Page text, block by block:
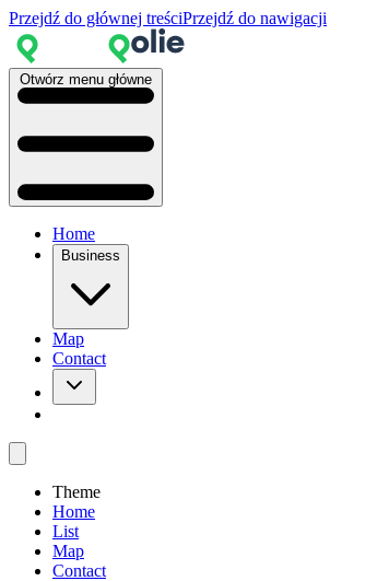
Przejdź do głównej treściPrzejdź do nawigacji
Otwórz menu główne
Home
Business
Map
Contact
Theme
Home
List
Map
Contact